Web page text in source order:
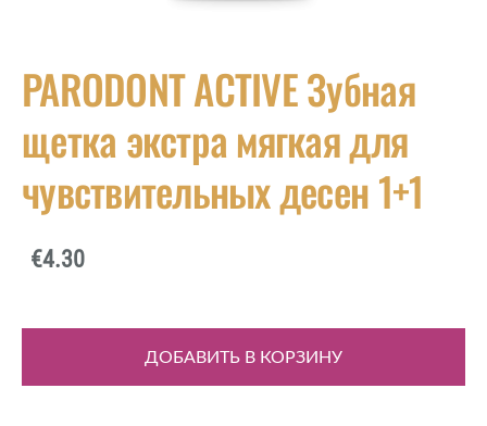
PARODONT ACTIVE Зубная
щетка экстра мягкая для
чувствительных десен 1+1
€4.30
ДОБАВИТЬ В КОРЗИНУ